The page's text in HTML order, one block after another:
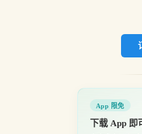
App 限免
下载 App 即